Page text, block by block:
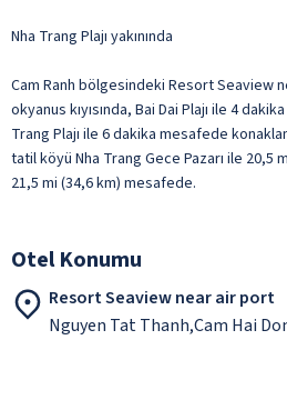
Nha Trang Plajı yakınında
Cam Ranh bölgesindeki Resort Seaview
okyanus kıyısında, Bai Dai Plajı ile 4
Trang Plajı ile 6 dakika mesafede
tatil köyü Nha Trang Gece Pazarı ile 20,5
21,5 mi (34,6 km) mesafede.
Otel Konumu
Resort Seaview near air port
Nguyen Tat Thanh,Cam Hai